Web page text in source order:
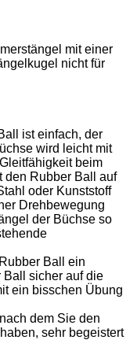
mit einer
nicht für
ist einfach, der
wird leicht mit
beim
den Rubber Ball auf
oder Kunststoff
Drehbewegung
der Büchse so
Ball ein
Ball sicher auf die
ein bisschen Übung
dem Sie den
sehr begeistert